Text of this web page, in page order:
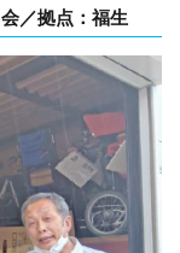
／拠点：福生